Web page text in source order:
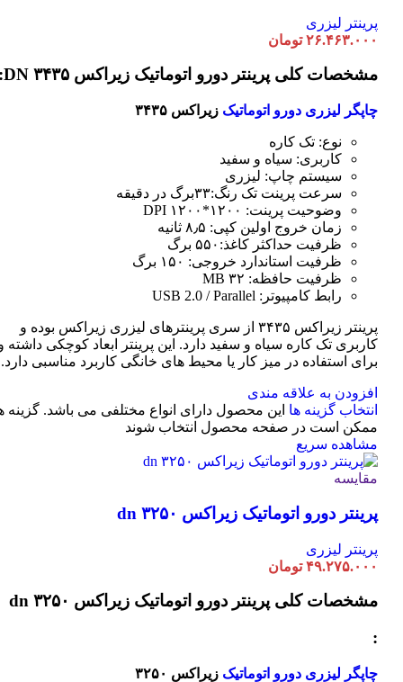
پرینتر لیزری
۲۶.۴۶۳.۰۰۰ تومان
مشخصات کلی پرینتر دورو اتوماتیک زیراکس DN ۳۴۳۵:
چاپگر لیزری دورو اتوماتیک زیراکس ۳۴۳۵
نوع: تک کاره
کاربری: سیاه و سفید
سیستم چاپ: لیزری
سرعت پرینت تک رنگ:۳۳برگ در دقیقه
وضوحیت پرینت: ۱۲۰۰*۱۲۰۰ DPI
زمان خروج اولین کپی: ۸٫۵ ثانیه
ظرفیت حداکثر کاغذ:۵۵۰ برگ
ظرفیت استاندارد خروجی: ۱۵۰ برگ
ظرفیت حافظه: ۳۲ MB
رابط کامپیوتر: USB 2.0 / Parallel
پرینتر زیراکس ۳۴۳۵ از سری پرینترهای لیزری زیراکس بوده و
کاربری تک کاره سیاه و سفید دارد. این پرینتر ابعاد کوچکی داشته
برای استفاده در میز کار یا محیط های خانگی کاربرد مناسبی دارد.
افزودن به علاقه مندی
انتخاب گزینه ها این محصول دارای انواع مختلفی می باشد. گزینه
ممکن است در صفحه محصول انتخاب شوند
مشاهده سریع
مقایسه
پرینتر دورو اتوماتیک زیراکس dn ۳۲۵۰
پرینتر لیزری
۴۹.۲۷۵.۰۰۰ تومان
مشخصات کلی پرینتر دورو اتوماتیک زیراکس dn ۳۲۵۰
:
چاپگر لیزری دورو اتوماتیک زیراکس ۳۲۵۰